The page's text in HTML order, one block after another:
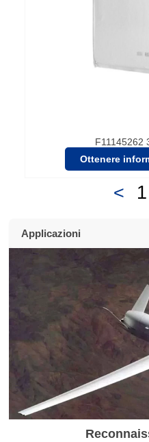
F11145262
Ottenere
< 1
Applicazioni